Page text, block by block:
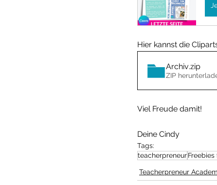
Hier kannst die
Archiv.zip
ZIP
Viel Freude damit!
Deine Cindy
Tags:
teacherpreneur
Teacherpreneur